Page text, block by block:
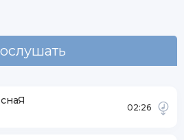
и выстрелю из автомата
02:26